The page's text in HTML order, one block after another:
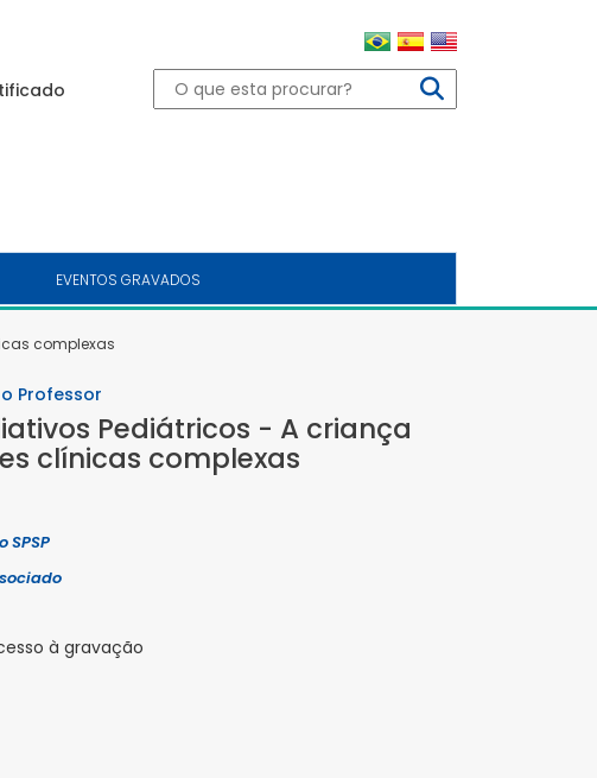
EVENTOS GRAVADOS
complexas
Professor
Pediátricos - A criança
clínicas complexas
SPSP
à gravação